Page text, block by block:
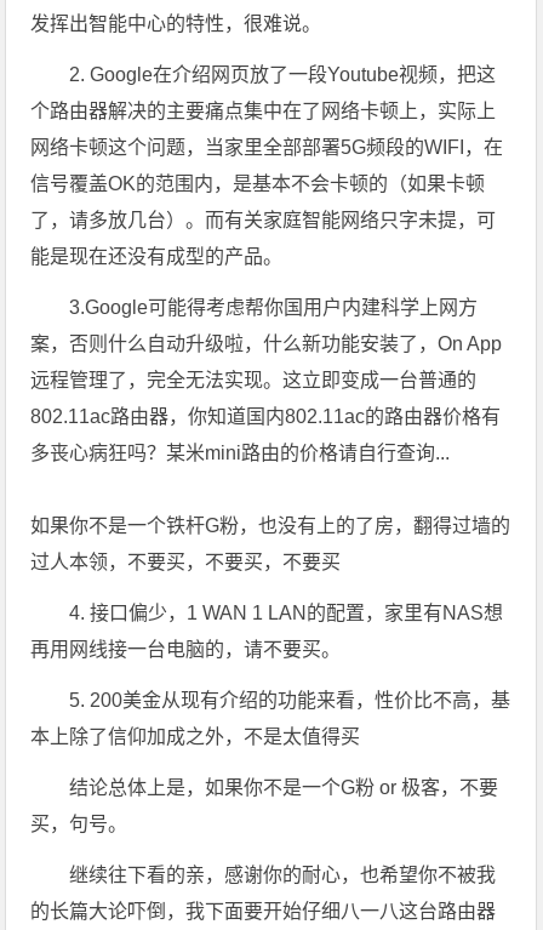
发挥出智能中心的特性，很难说。
2. Google在介绍网页放了一段Youtube视频，把这
个路由器解决的主要痛点集中在了网络卡顿上，实际上
网络卡顿这个问题，当家里全部部署5G频段的WIFI，在
信号覆盖OK的范围内，是基本不会卡顿的（如果卡顿
了，请多放几台）。而有关家庭智能网络只字未提，可
能是现在还没有成型的产品。
3.Google可能得考虑帮你国用户内建科学上网方
案，否则什么自动升级啦，什么新功能安装了，On App
远程管理了，完全无法实现。这立即变成一台普通的
802.11ac路由器，你知道国内802.11ac的路由器价格有
多丧心病狂吗？某米mini路由的价格请自行查询...
如果你不是一个铁杆G粉，也没有上的了房，翻得过墙的
过人本领，不要买，不要买，不要买
4. 接口偏少，1 WAN 1 LAN的配置，家里有NAS想
再用网线接一台电脑的，请不要买。
5. 200美金从现有介绍的功能来看，性价比不高，基
本上除了信仰加成之外，不是太值得买
结论总体上是，如果你不是一个G粉 or 极客，不要
买，句号。
继续往下看的亲，感谢你的耐心，也希望你不被我
的长篇大论吓倒，我下面要开始仔细八一八这台路由器